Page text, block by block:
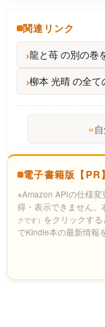
関連リンク
龍と苺 の別の巻
柳本 光晴 の全
«
電子書籍版【PR】
※Amazon APIの仕様
得・表示できません。
クです） をクリックす
でKindle本の最新情報